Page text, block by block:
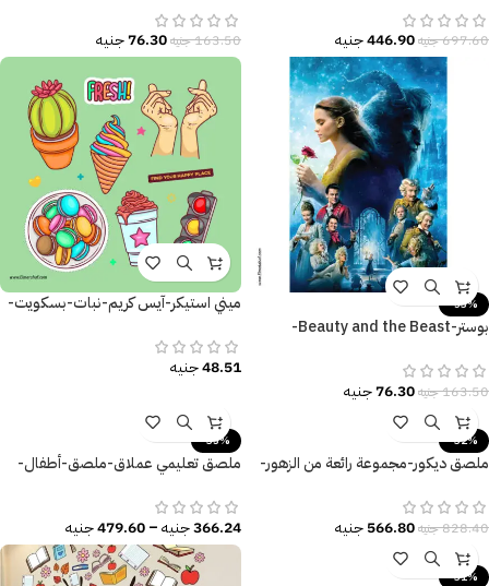
697.60جنيه446.90جنيه 163.50جنيه76.30جنيه
-53%
بوستر-Beauty and the Beast-
163.50جنيه76.30جنيه
ميني استيكر-آيس كريم-نبات-بسكويت-
48.51جنيه
-32%
ملصق ديكور-مجموعة رائعة من الزهور-
828.40جنيه566.80جنيه
-35%
ملصق تعليمي عملاق-ملصق-أطفال-
366.24جنيه–
479.60جنيه
-31%